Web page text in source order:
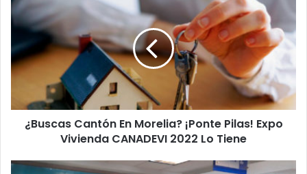
Cantón
En
Morelia?
¡Ponte
Pilas!
Expo
CANADEVI
2022¿Buscas Cantón En Morelia? ¡Ponte Pilas! Expo
Vivienda CANADEVI 2022 Lo Tiene
#Morelia